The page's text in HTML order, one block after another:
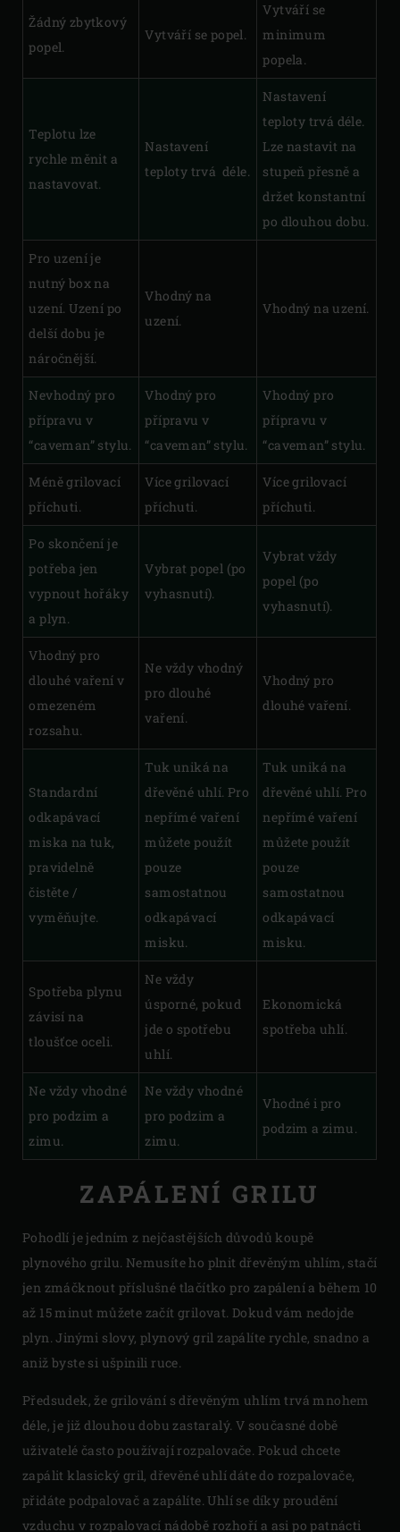
Žádný zbytkový
popel.
Vytváří se popel.
Vytváří se
minimum
popela.
Teplotu lze
rychle měnit a
nastavovat.
Nastavení
teploty trvá déle.
Nastavení
teploty trvá déle.
Lze nastavit na
stupeň přesně a
držet konstantní
po dlouhou dobu.
Pro uzení je
nutný box na
uzení. Uzení po
delší dobu je
náročnější.
Vhodný na
uzení.
Vhodný na uzení.
Nevhodný pro
přípravu v
“caveman” stylu.
Vhodný pro
přípravu v
“caveman” stylu.
Vhodný pro
přípravu v
“caveman” stylu.
Méně grilovací
příchuti.
Více grilovací
příchuti.
Více grilovací
příchuti.
Po skončení je
potřeba jen
vypnout hořáky
a plyn.
Vybrat popel (po
vyhasnutí).
Vybrat vždy
popel (po
vyhasnutí).
Vhodný pro
dlouhé vaření v
omezeném
rozsahu.
Ne vždy vhodný
pro dlouhé
vaření.
Vhodný pro
dlouhé vaření.
Standardní
odkapávací
miska na tuk,
pravidelně
čistěte /
vyměňujte.
Tuk uniká na
dřevěné uhlí. Pro
nepřímé vaření
můžete použít
pouze
samostatnou
odkapávací
misku.
Tuk uniká na
dřevěné uhlí. Pro
nepřímé vaření
můžete použít
pouze
samostatnou
odkapávací
misku.
Spotřeba plynu
závisí na
tloušťce oceli.
Ne vždy
úsporné, pokud
jde o spotřebu
uhlí.
Ekonomická
spotřeba uhlí.
Ne vždy vhodné
pro podzim a
zimu.
Ne vždy vhodné
pro podzim a
zimu.
Vhodné i pro
podzim a zimu.
ZAPÁLENÍ GRILU
Pohodlí je jedním z nejčastějších důvodů koupě
plynového grilu. Nemusíte ho plnit dřevěným uhlím, stačí
jen zmáčknout příslušné tlačítko pro zapálení a během 10
až 15 minut můžete začít grilovat. Dokud vám nedojde
plyn. Jinými slovy, plynový gril zapálíte rychle, snadno a
aniž byste si ušpinili ruce.
Předsudek, že grilování s dřevěným uhlím trvá mnohem
déle, je již dlouhou dobu zastaralý. V současné době
uživatelé často používají rozpalovače. Pokud chcete
zapálit klasický gril, dřevěné uhlí dáte do rozpalovače,
přidáte podpalovač a zapálíte. Uhlí se díky proudění
vzduchu v rozpalovací nádobě rozhoří a asi po patnácti